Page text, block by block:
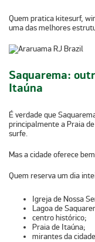
Quem praticakitesurf,
uma das melhores
Saquarema:
Itaúna
É verdade que
principalmente aPraia
surfe.
Mas a cidade oferece
Quem reserva um dia
Igreja de Nossa
Lagoa de
centro histórico;
Praia de Itaúna;
mirantes da